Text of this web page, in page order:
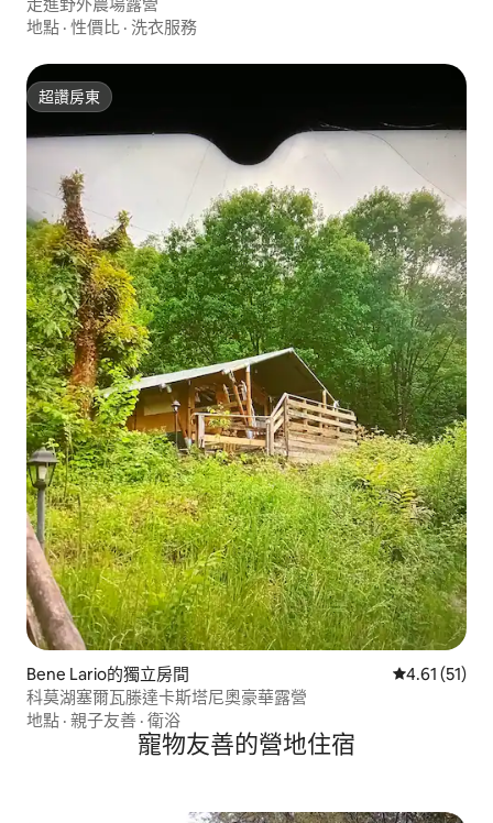
地點 · 性價比 · 洗衣服務
超讚房東
超讚房東
Bene Lario的獨立房間 從 51 則評價
4.61 (51)
科莫湖塞爾瓦滕達卡斯塔尼奧豪華露營
地點 · 親子友善 · 衛浴
寵物友善的營地住宿